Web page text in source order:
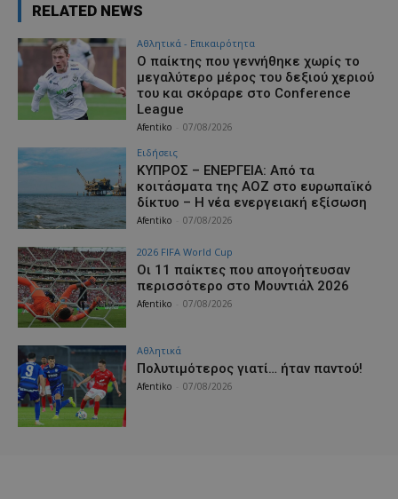
RELATED NEWS
Αθλητικά - Επικαιρότητα
Ο παίκτης που γεννήθηκε χωρίς το
μεγαλύτερο μέρος του δεξιού χεριού
του και σκόραρε στο Conference
League
Afentiko 07/08/2026
Ειδήσεις
ΚΥΠΡΟΣ – ΕΝΕΡΓΕΙΑ: Από τα
κοιτάσματα της ΑΟΖ στο ευρωπαϊκό
δίκτυο – Η νέα ενεργειακή εξίσωση
Afentiko 07/08/2026
2026 FIFA World Cup
Οι 11 παίκτες που απογοήτευσαν
περισσότερο στο Μουντιάλ 2026
Afentiko 07/08/2026
Αθλητικά
Πολυτιμότερος γιατί… ήταν παντού!
Afentiko 07/08/2026